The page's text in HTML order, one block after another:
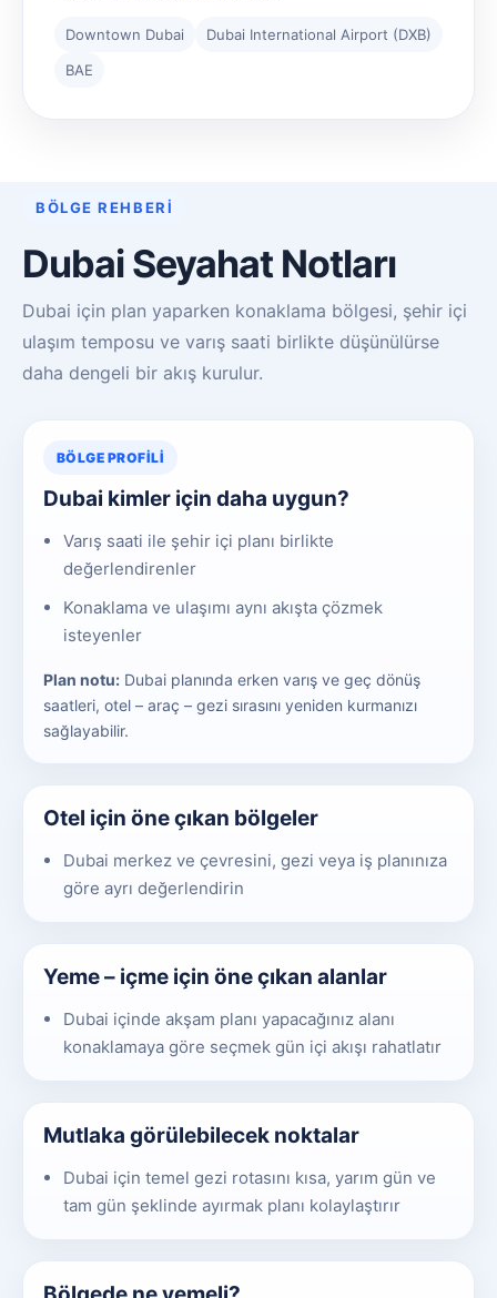
Downtown Dubai
Dubai International Airport (DXB)
BAE
BÖLGE REHBERI
Dubai Seyahat Notları
Dubai için plan yaparken konaklama bölgesi, şehir içi
ulaşım temposu ve varış saati birlikte düşünülürse
daha dengeli bir akış kurulur.
BÖLGE PROFILI
Dubai kimler için daha uygun?
Varış saati ile şehir içi planı birlikte
değerlendirenler
Konaklama ve ulaşımı aynı akışta çözmek
isteyenler
Plan notu: Dubai planında erken varış ve geç dönüş
saatleri, otel – araç – gezi sırasını yeniden kurmanızı
sağlayabilir.
Otel için öne çıkan bölgeler
Dubai merkez ve çevresini, gezi veya iş planınıza
göre ayrı değerlendirin
Yeme – içme için öne çıkan alanlar
Dubai içinde akşam planı yapacağınız alanı
konaklamaya göre seçmek gün içi akışı rahatlatır
Mutlaka görülebilecek noktalar
Dubai için temel gezi rotasını kısa, yarım gün ve
tam gün şeklinde ayırmak planı kolaylaştırır